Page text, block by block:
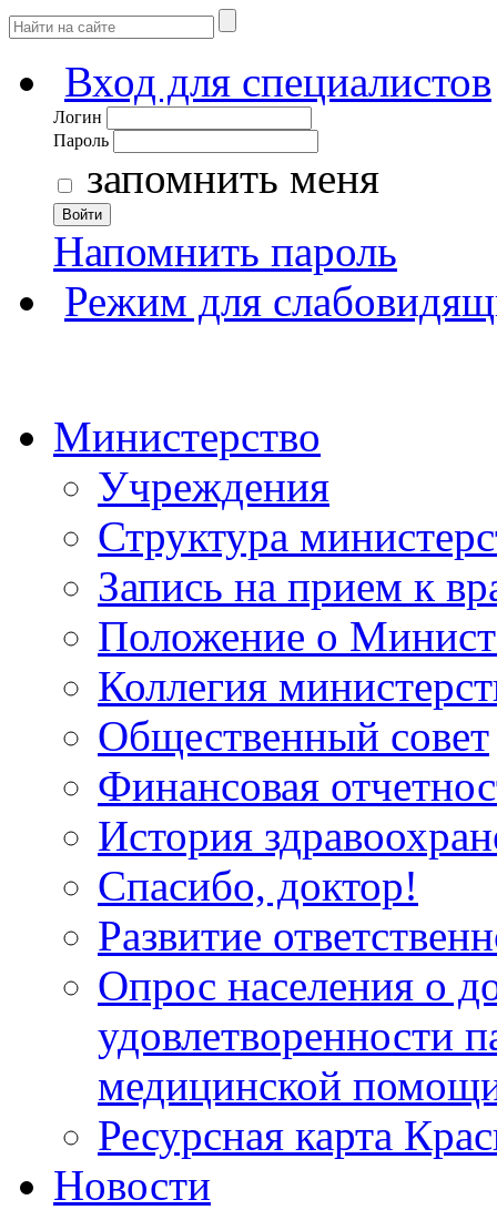
Вход для специалистов
Логин
Пароль
запомнить меня
Войти
Напомнить пароль
Режим для
Министерство
Учреждения
Структура
Запись на прием к
Положение о
Коллегия
Общественный совет
Финансовая
История
Спасибо, доктор!
Развитие
Опрос населения о
удовлетворенности
медицинской
Ресурсная карта
Новости